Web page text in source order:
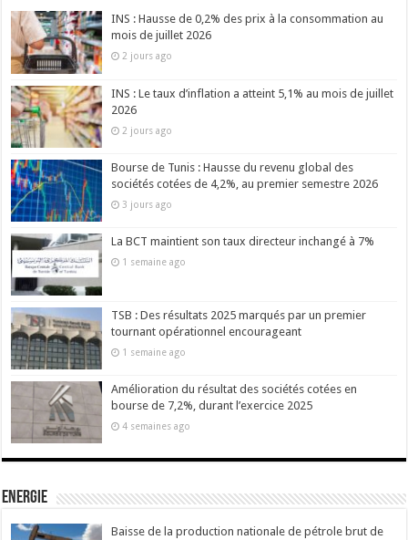
INS : Hausse de 0,2% des prix à la consommation au
mois de juillet 2026
2 jours ago
INS : Le taux d’inflation a atteint 5,1% au mois de juillet
2026
2 jours ago
Bourse de Tunis : Hausse du revenu global des
sociétés cotées de 4,2%, au premier semestre 2026
3 jours ago
La BCT maintient son taux directeur inchangé à 7%
1 semaine ago
TSB : Des résultats 2025 marqués par un premier
tournant opérationnel encourageant
1 semaine ago
Amélioration du résultat des sociétés cotées en
bourse de 7,2%, durant l’exercice 2025
4 semaines ago
Energie
Baisse de la production nationale de pétrole brut de